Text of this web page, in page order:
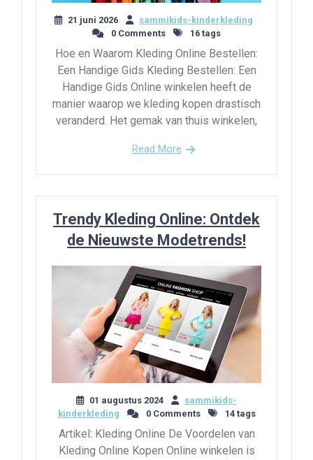
21 juni 2026
sammikids-kinderkleding
0 Comments
16 tags
Hoe en Waarom Kleding Online Bestellen:
Een Handige Gids Kleding Bestellen: Een
Handige Gids Online winkelen heeft de
manier waarop we kleding kopen drastisch
veranderd. Het gemak van thuis winkelen,
Read More
Trendy Kleding Online: Ontdek
de Nieuwste Modetrends!
01 augustus 2024
sammikids-
kinderkleding
0 Comments 14 tags
Artikel: Kleding Online De Voordelen van
Kleding Online Kopen Online winkelen is